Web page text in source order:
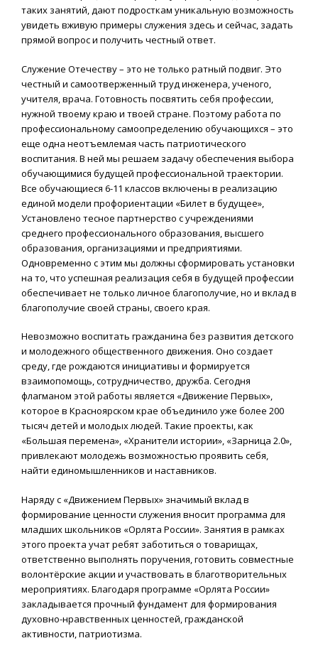
таких занятий, дают подросткам уникальную возможность
увидеть вживую примеры служения здесь и сейчас, задать
прямой вопрос и получить честный ответ.
Служение Отечеству – это не только ратный подвиг. Это
честный и самоотверженный труд инженера, ученого,
учителя, врача. Готовность посвятить себя профессии,
нужной твоему краю и твоей стране. Поэтому работа по
профессиональному самоопределению обучающихся – это
еще одна неотъемлемая часть патриотического
воспитания. В ней мы решаем задачу обеспечения выбора
обучающимися будущей профессиональной траектории.
Все обучающиеся 6-11 классов включены в реализацию
единой модели профориентации «Билет в будущее»,
Установлено тесное партнерство с учреждениями
среднего профессионального образования, высшего
образования, организациями и предприятиями.
Одновременно с этим мы должны сформировать установки
на то, что успешная реализация себя в будущей профессии
обеспечивает не только личное благополучие, но и вклад в
благополучие своей страны, своего края.
Невозможно воспитать гражданина без развития детского
и молодежного общественного движения. Оно создает
среду, где рождаются инициативы и формируется
взаимопомощь, сотрудничество, дружба. Сегодня
флагманом этой работы является «Движение Первых»,
которое в Красноярском крае объединило уже более 200
тысяч детей и молодых людей. Такие проекты, как
«Большая перемена», «Хранители истории», «Зарница 2.0»,
привлекают молодежь возможностью проявить себя,
найти единомышленников и наставников.
Наряду с «Движением Первых» значимый вклад в
формирование ценности служения вносит программа для
младших школьников «Орлята России». Занятия в рамках
этого проекта учат ребят заботиться о товарищах,
ответственно выполнять поручения, готовить совместные
волонтёрские акции и участвовать в благотворительных
мероприятиях. Благодаря программе «Орлята России»
закладывается прочный фундамент для формирования
духовно-нравственных ценностей, гражданской
активности, патриотизма.